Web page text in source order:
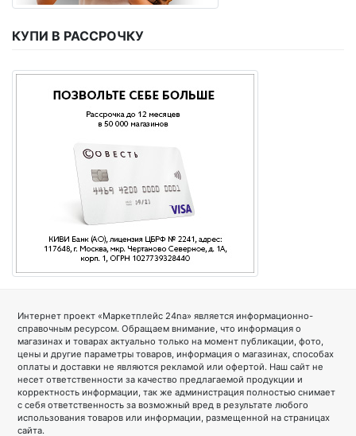
КУПИ В РАССРОЧКУ
Интернет проект «Маркетплейс 24na» является информационно-
справочным ресурсом. Обращаем внимание, что информация о
магазинах и товарах актуально только на момент публикации, фото,
цены и другие параметры товаров, информация о магазинах, способах
оплаты и доставки не являются рекламой или офертой. Наш сайт не
несет ответственности за качество предлагаемой продукции и
корректность информации, так же администрация полностью снимает
с себя ответственность за возможный вред в результате любого
использования товаров или информации, размещенной на страницах
сайта.